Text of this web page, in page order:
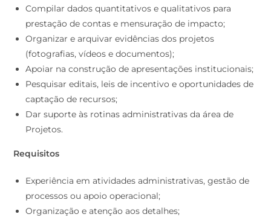
Compilar dados quantitativos e qualitativos para
prestação de contas e mensuração de impacto;
Organizar e arquivar evidências dos projetos
(fotografias, vídeos e documentos);
Apoiar na construção de apresentações institucionais;
Pesquisar editais, leis de incentivo e oportunidades de
captação de recursos;
Dar suporte às rotinas administrativas da área de
Projetos.
Requisitos
Experiência em atividades administrativas, gestão de
processos ou apoio operacional;
Organização e atenção aos detalhes;